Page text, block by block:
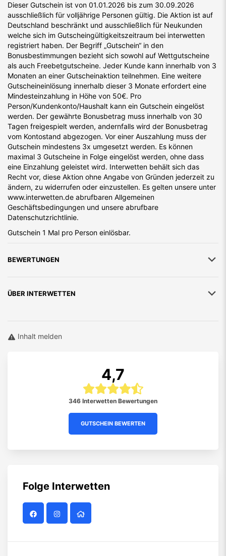
Live-Wetten – Spannung pur
Alle Wetten auch am Smartphone und Tablet
So schnappst du dir 21€ Wettguthaben:
Auf "Gutschein einlösen" klicken.
Registrieren.
Gutschein-Code eingeben.
Dein 21€ Wettguthaben wird dir sofort gutgeschrieben.
Wir wünschen dir viel Glück und Spaß auf
Dieser Gutschein ist von 01.01.2026 bis zum 30.09.2026
ausschließlich für volljährige Personen gültig. Die Aktion ist auf
Deutschland beschränkt und ausschließlich für Neukunden
welche sich im Gutscheingültigkeitszeitraum bei interwetten
registriert haben. Der Begriff „Gutschein“ in den
Bonusbestimmungen bezieht sich sowohl auf Wettgutscheine
als auch Freebetgutscheine. Jeder Kunde kann innerhalb von 3
Monaten an einer Gutscheinaktion teilnehmen. Eine weitere
Gutscheineinlösung innerhalb dieser 3 Monate erfordert eine
Mindesteinzahlung in Höhe von 50€. Pro
Person/Kundenkonto/Haushalt kann ein Gutschein eingelöst
werden. Der gewährte Bonusbetrag muss innerhalb von 30
Tagen freigespielt werden, andernfalls wird der Bonusbetrag
vom Kontostand abgezogen. Vor einer Auszahlung muss der
Gutschein mindestens 3x umgesetzt werden. Es können
maximal 3 Gutscheine in Folge eingelöst werden, ohne dass
eine Einzahlung geleistet wird. Interwetten behält sich das
Recht vor, diese Aktion ohne Angabe von Gründen jederzeit zu
ändern, zu widerrufen oder einzustellen. Es gelten unsere unter
www.interwetten.de abrufbaren Allgemeinen
Geschäftsbedingungen und unsere abrufbare
Datenschutzrichtlinie.
Gutschein 1 Mal pro Person einlösbar.
BEWERTUNGEN
ÜBER INTERWETTEN
Inhalt melden
4,7
346 Interwetten Bewertungen
GUTSCHEIN BEWERTEN
Folge Interwetten